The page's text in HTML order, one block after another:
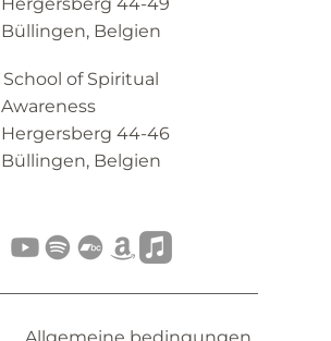
Allgemeine bedingungen
Büllingen, Belgien
School of Spiritual
Awareness
Hergersberg 44-46
Büllingen, Belgien